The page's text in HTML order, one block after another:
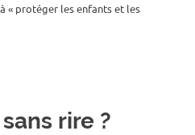
« protéger les enfants et les
rire ?